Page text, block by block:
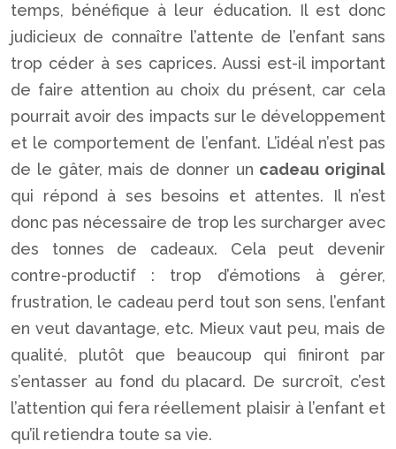
temps, bénéfique à leur éducation. Il est donc
judicieux de connaître l’attente de l’enfant sans
trop céder à ses caprices. Aussi est-il important
de faire attention au choix du présent, car cela
pourrait avoir des impacts sur le développement
et le comportement de l’enfant. L’idéal n’est pas
de le gâter, mais de donner un cadeau original
qui répond à ses besoins et attentes. Il n’est
donc pas nécessaire de trop les surcharger avec
des tonnes de cadeaux. Cela peut devenir
contre-productif : trop d’émotions à gérer,
frustration, le cadeau perd tout son sens, l’enfant
en veut davantage, etc. Mieux vaut peu, mais de
qualité, plutôt que beaucoup qui finiront par
s’entasser au fond du placard. De surcroît, c’est
l’attention qui fera réellement plaisir à l’enfant et
qu’il retiendra toute sa vie.